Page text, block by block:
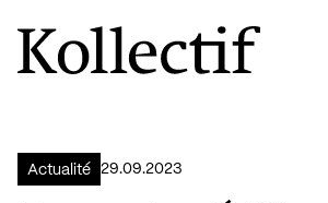
Aller à la page d'accueil
Logo Kollectif
Actualité 29.09.2023